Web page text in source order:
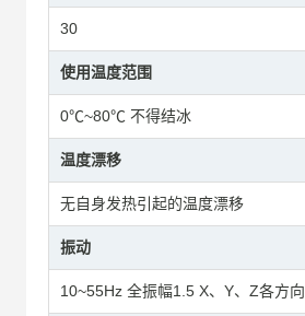
30
使用温度范围
0℃~80℃ 不得结冰
温度漂移
无自身发热引起的温度漂移
振动
10~55Hz 全振幅1.5 X、Y、Z各方向